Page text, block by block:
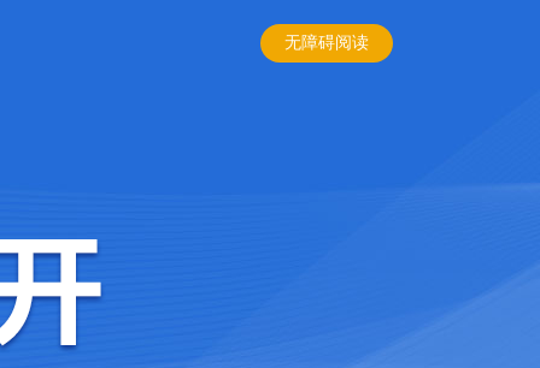
无障碍阅读